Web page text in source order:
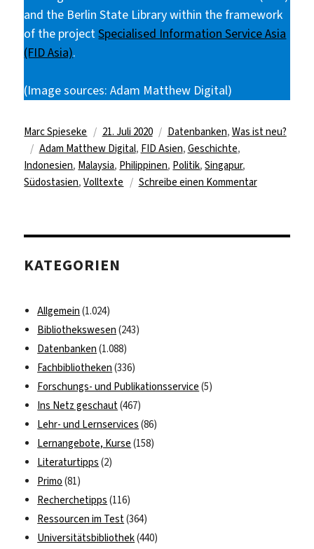
and the Berlin State Library within the framework
of the projectSpecialised Information Service Asia
(FID Asia).
(Image sources: Adam Matthew Digital)
Autor
Marc Spieseke
Veröffentlicht
am
21. Juli 2020 Kategorien
Datenbanken, Was ist neu?
Schlagwörter
Adam Matthew Digital, FID Asien, Geschichte,
Indonesien, Malaysia, Philippinen, Politik,Singapur,
Südostasien,Volltexte Schreibe einen Kommentarzu
für
KATEGORIEN
Allgemein (1.024)
Bibliothekswesen (243)
Datenbanken (1.088)
Fachbibliotheken (336)
Forschungs- und Publikationsservice (5)
Ins Netz geschaut(467)
Lehr- und Lernservices (86)
Lernangebote, Kurse (158)
Literaturtipps (2)
Primo (81)
Recherchetipps (116)
Ressourcen im Test(364)
Universitätsbibliothek(440)